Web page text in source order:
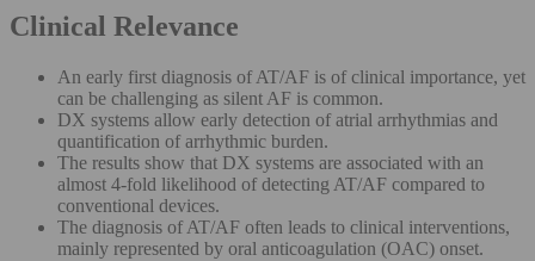
Clinical Relevance
An early first diagnosis of AT/AF is of clinical importance, yet
can be challenging as silent AF is common.
DX systems allow early detection of atrial arrhythmias and
quantification of arrhythmic burden.
The results show that DX systems are associated with an
almost 4-fold likelihood of detecting AT/AF compared to
conventional devices.
The diagnosis of AT/AF often leads to clinical interventions,
mainly represented by oral anticoagulation (OAC) onset.